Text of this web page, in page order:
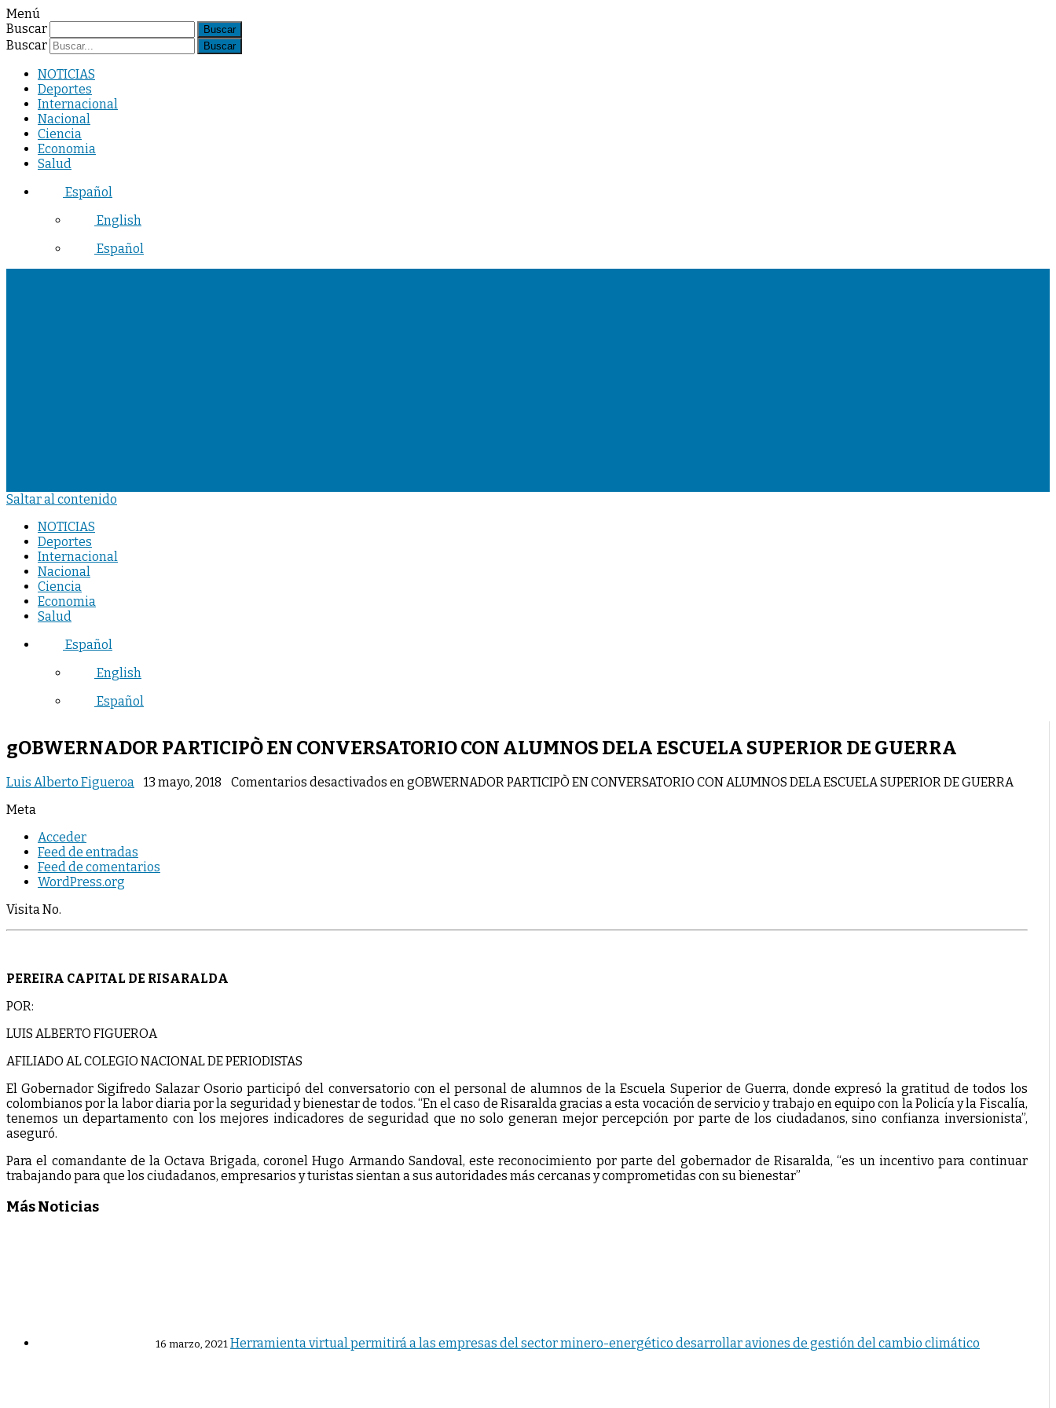
Menú
Buscar
Buscar
NOTICIAS
Deportes
Internacional
Nacional
Ciencia
Economia
Salud
Español
English
Español
Saltar al contenido
NOTICIAS
Deportes
Internacional
Nacional
Ciencia
Economia
Salud
Español
English
Español
gOBWERNADOR PARTICIPÒ EN CONVERSATORIO CON ALUMNOS DELA ESCUELA SUPERIOR DE GUERRA
Luis Alberto Figueroa 13 mayo, 2018 Comentarios desactivados en gOBWERNADOR PARTICIPÒ EN CONVERSATORIO CON ALUMNOS DELA ESCUELA SUPERIOR DE GUERRA
Meta
Acceder
Feed de entradas
Feed de comentarios
WordPress.org
Visita No.
PEREIRA CAPITAL DE RISARALDA
POR:
LUIS ALBERTO FIGUEROA
AFILIADO AL COLEGIO NACIONAL DE PERIODISTAS
El Gobernador Sigifredo Salazar Osorio participó del conversatorio con el personal de alumnos de la Escuela Superior de Guerra, donde expresó la gratitud de todos los
colombianos por la labor diaria por la seguridad y bienestar de todos. “En el caso de Risaralda gracias a esta vocación de servicio y trabajo en equipo con la Policía y la Fiscalía,
tenemos un departamento con los mejores indicadores de seguridad que no solo generan mejor percepción por parte de los ciudadanos, sino confianza inversionista”,
aseguró.
Para el comandante de la Octava Brigada, coronel Hugo Armando Sandoval, este reconocimiento por parte del gobernador de Risaralda, “es un incentivo para continuar
trabajando para que los ciudadanos, empresarios y turistas sientan a sus autoridades más cercanas y comprometidas con su bienestar”
Más Noticias
16 marzo, 2021Herramienta virtual permitirá a las empresas del sector minero-energético desarrollar aviones de gestión del cambio climático